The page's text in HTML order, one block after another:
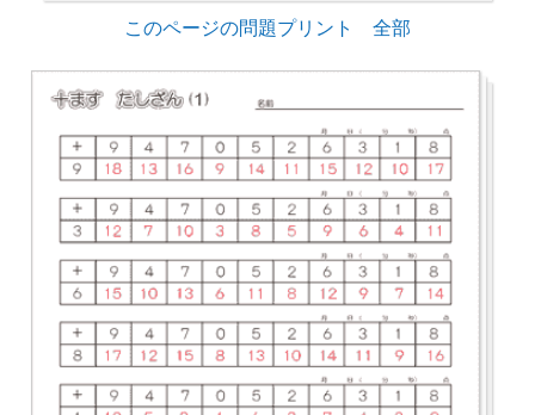
このページの問題プリント 全部